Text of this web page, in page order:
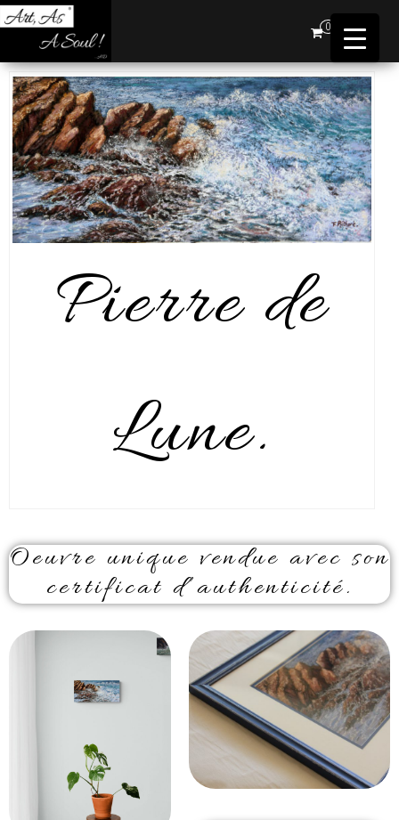
Soul !
…AD
0
Pierre de
Lune.
Oeuvre unique vendue avec son
certificat d’authenticité.